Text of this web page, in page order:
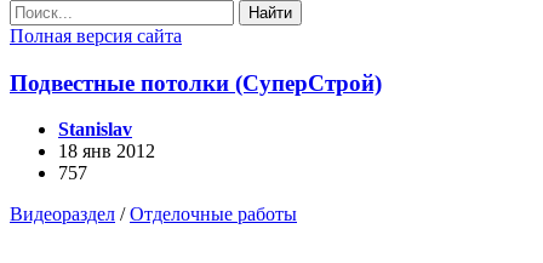
Найти
Полная версия сайта
Подвестные потолки (СуперСтрой)
Stanislav
18 янв 2012
757
Видеораздел /Отделочные работы